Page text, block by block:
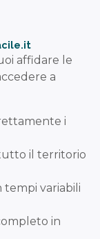
affidare le
a
i
il territorio
tempi variabili
in